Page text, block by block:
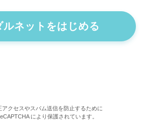
ルネットをはじめる
アクセスやスパム送信を防止するために
により保護されています。